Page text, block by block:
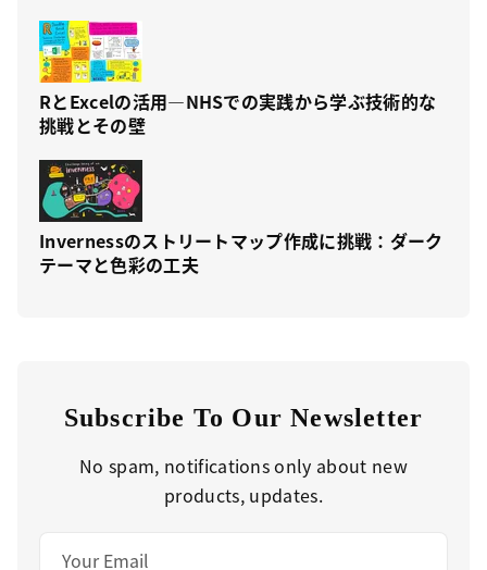
RとExcelの活用—NHSでの実践から学ぶ技術的な
挑戦とその壁
Invernessのストリートマップ作成に挑戦：ダーク
テーマと色彩の工夫
Subscribe To Our Newsletter
No spam, notifications only about new
products, updates.